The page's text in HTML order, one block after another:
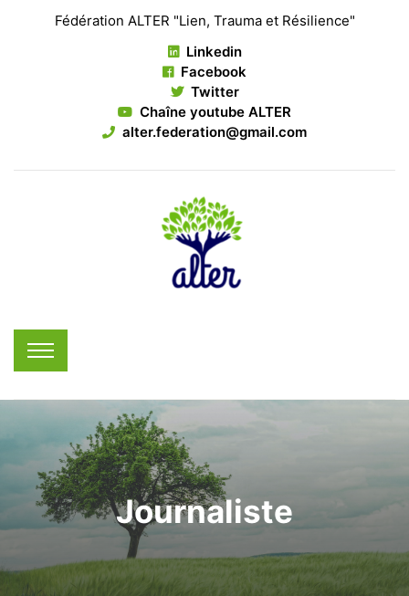
Fédération ALTER "Lien, Trauma et Résilience"
Linkedin
Facebook
Twitter
Chaîne youtube ALTER
alter.federation@gmail.com
Journaliste